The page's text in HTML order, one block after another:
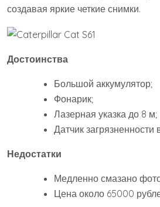
создавая яркие четкие снимки.
Достоинства
Большой аккумулятор;
Фонарик;
Лазерная указка до 8 м;
Датчик загрязненности
Недостатки
Медленно смазано
Цена около 65000